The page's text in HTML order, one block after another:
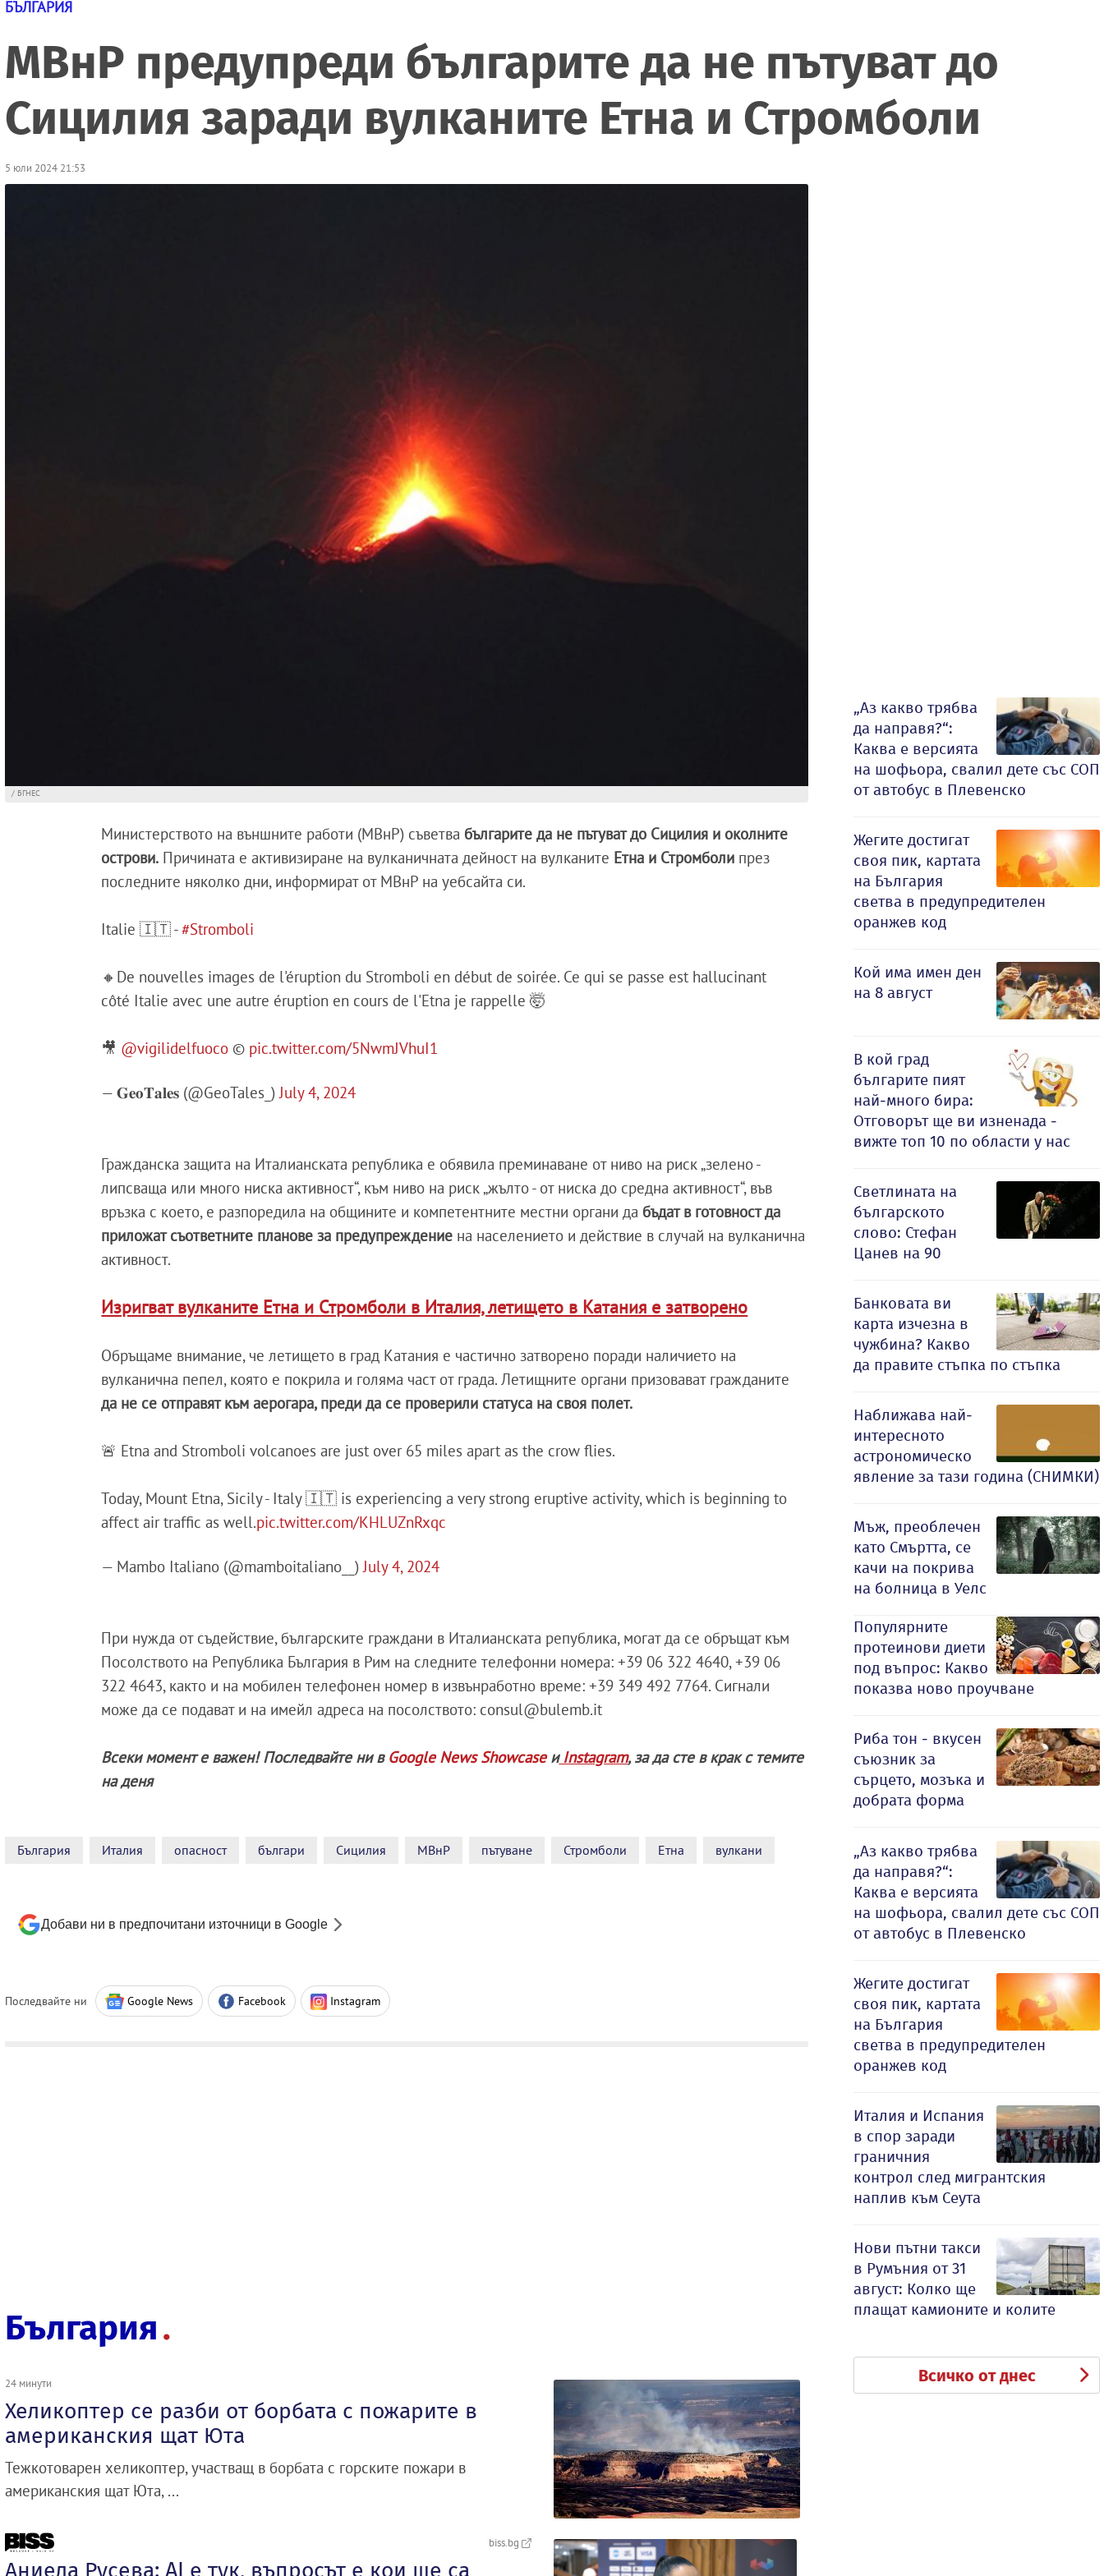
БЪЛГАРИЯ
МВнР предупреди българите да не пътуват до
Сицилия заради вулканите Етна и Стромболи
5 юли 2024 21:53
/ БГНЕС
Министерството на външните работи (МВнР) съветва българите да не пътуват до Сицилия и околните
острови. Причината е активизиране на вулканичната дейност на вулканите Етна и Стромболи през
последните няколко дни, информират от МВнР на уебсайта си.
Italie 🇮🇹 -#Stromboli
🔸De nouvelles images de l'éruption du Stromboli en début de soirée. Ce qui se passe est hallucinant
côté Italie avec une autre éruption en cours de l'Etna je rappelle 🤯
🎥 @vigilidelfuoco ©️ pic.twitter.com/5NwmJVhuI1
— 𝐆𝐞𝐨𝐓𝐚𝐥𝐞𝐬 (@GeoTales_)July 4, 2024
Гражданска защита на Италианската република е обявила преминаване от ниво на риск „зелено -
липсваща или много ниска активност“, към ниво на риск „жълто - от ниска до средна активност“, във
връзка с което, е разпоредила на общините и компетентните местни органи да бъдат в готовност да
приложат съответните планове за предупреждение на населението и действие в случай на вулканична
активност.
Изригват вулканите Етна и Стромболи в Италия, летището в Катания е затворено
Обръщаме внимание, че летището в град Катания е частично затворено поради наличието на
вулканична пепел, която е покрила и голяма част от града. Летищните органи призовават гражданите
да не се отправят към аерогара, преди да се проверили статуса на своя полет.
🚨 Etna and Stromboli volcanoes are just over 65 miles apart as the crow flies.
Today, Mount Etna, Sicily - Italy 🇮🇹 is experiencing a very strong eruptive activity, which is beginning to
affect air traffic as well.pic.twitter.com/KHLUZnRxqc
— Mambo Italiano (@mamboitaliano__)July 4, 2024
При нужда от съдействие, българските граждани в Италианската република, могат да се обръщат към
Посолството на Република България в Рим на следните телефонни номера: +39 06 322 4640, +39 06
322 4643, както и на мобилен телефонен номер в извънработно време: +39 349 492 7764. Сигнали
може да се подават и на имейл адреса на посолството: consul@bulemb.it
Всеки момент е важен! Последвайте ни в Google News ShowcaseиInstagram, за да сте в крак с темите
на деня
България Италия опасност българи Сицилия МВнР пътуване Стромболи Етна вулкани
Добави ни в предпочитани източници в Google
Последвайте ни Google News Facebook Instagram
България
24 минути
Хеликоптер се разби от борбата с пожарите в
американския щат Юта
Тежкотоварен хеликоптер, участващ в борбата с горските пожари в
американския щат Юта, ...
biss.bg
Аниела Русева: AI е тук, въпросът е кои ще са
„Аз какво трябва
да направя?“:
Каква е версията
на шофьора, свалил дете със СОП
от автобус в Плевенско
Жегите достигат
своя пик, картата
на България
светва в предупредителен
оранжев код
Кой има имен ден
на 8 август
В кой град
българите пият
най-много бира:
Отговорът ще ви изненада -
вижте топ 10 по области у нас
Светлината на
българското
слово: Стефан
Цанев на 90
Банковата ви
карта изчезна в
чужбина? Какво
да правите стъпка по стъпка
Наближава най-
интересното
астрономическо
явление за тази година (СНИМКИ)
Мъж, преоблечен
като Смъртта, се
качи на покрива
на болница в Уелс
Популярните
протеинови диети
под въпрос: Какво
показва ново проучване
Риба тон - вкусен
съюзник за
сърцето, мозъка и
добрата форма
„Аз какво трябва
да направя?“:
Каква е версията
на шофьора, свалил дете със СОП
от автобус в Плевенско
Жегите достигат
своя пик, картата
на България
светва в предупредителен
оранжев код
Италия и Испания
в спор заради
граничния
контрол след мигрантския
наплив към Сеута
Нови пътни такси
в Румъния от 31
август: Колко ще
плащат камионите и колите
Всичко от днес